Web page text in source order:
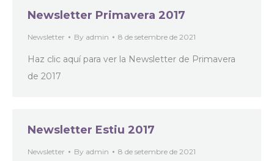
Newsletter Primavera 2017
Newsletter By admin 8 de setembre de 2021
Haz clic aquí para ver la Newsletter de Primavera
de 2017
Newsletter Estiu 2017
Newsletter By admin 8 de setembre de 2021